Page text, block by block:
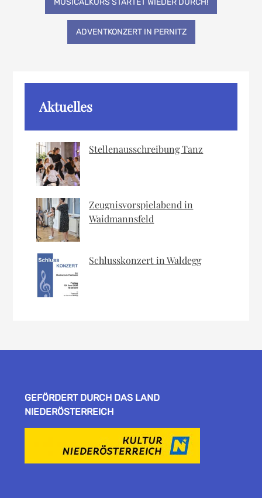
ADVENTKONZERT IN PERNITZ
Aktuelles
Stellenausschreibung Tanz
Zeugnisvorspielabend in
Waidmannsfeld
Schlusskonzert in Waldegg
GEFÖRDERT DURCH DAS LAND
NIEDERÖSTERREICH